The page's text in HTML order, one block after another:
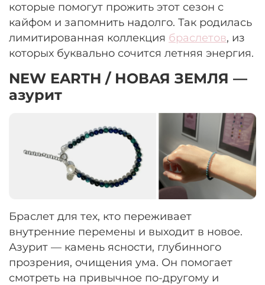
которые помогут прожить этот сезон с
кайфом и запомнить надолго. Так родилась
лимитированная коллекция браслетов, из
которых буквально сочится летняя энергия.
NEW EARTH / НОВАЯ ЗЕМЛЯ —
азурит
Браслет для тех, кто переживает
внутренние перемены и выходит в новое.
Азурит — камень ясности, глубинного
прозрения, очищения ума. Он помогает
смотреть на привычное по-другому и